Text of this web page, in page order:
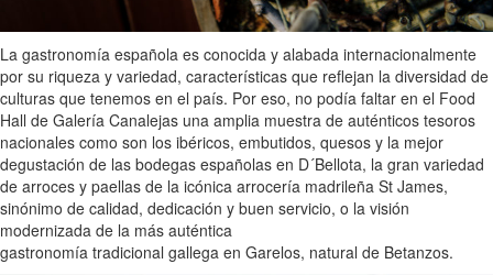
La gastronomía española es conocida y alabada internacionalmente
por su riqueza y variedad, características que reflejan la diversidad de
culturas que tenemos en el país. Por eso, no podía faltar en el Food
Hall de Galería Canalejas una amplia muestra de auténticos tesoros
nacionales como son los ibéricos, embutidos, quesos y la mejor
degustación de las bodegas españolas en D´Bellota, la gran variedad
de arroces y paellas de la icónica arrocería madrileña St James,
sinónimo de calidad, dedicación y buen servicio, o la visión
modernizada de la más auténtica
gastronomía tradicional gallega en Garelos, natural de Betanzos.